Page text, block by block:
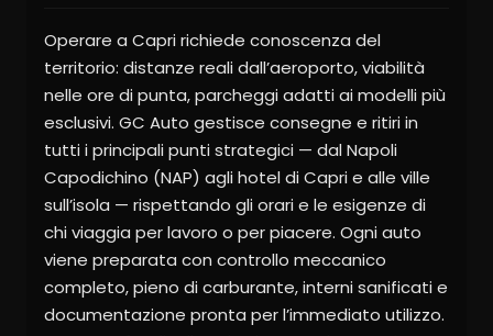
Operare a Capri richiede conoscenza del
territorio: distanze reali dall’aeroporto, viabilità
nelle ore di punta, parcheggi adatti ai modelli più
esclusivi. GC Auto gestisce consegne e ritiri in
tutti i principali punti strategici — dal Napoli
Capodichino (NAP) agli hotel di Capri e alle ville
sull’isola — rispettando gli orari e le esigenze di
chi viaggia per lavoro o per piacere. Ogni auto
viene preparata con controllo meccanico
completo, pieno di carburante, interni sanificati e
documentazione pronta per l’immediato utilizzo.